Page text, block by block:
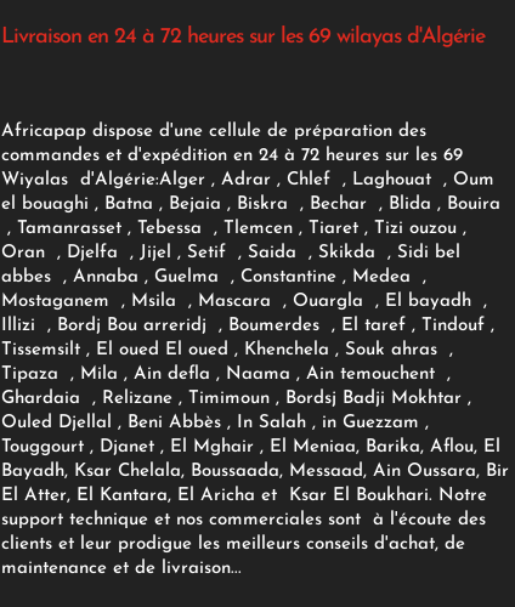
Livraison en 24 à 72 heures sur les 69 wilayas d'Algérie
Africapap dispose d'une cellule de préparation des
commandes et d'expédition en 24 à 72 heures sur les 69
Wiyalas d'Algérie:Alger , Adrar, Chlef , Laghouat , Oum
el bouaghi , Batna , Bejaia , Biskra , Bechar , Blida , Bouira
, Tamanrasset , Tebessa , Tlemcen , Tiaret , Tizi ouzou ,
Oran , Djelfa , Jijel , Setif , Saida , Skikda , Sidi bel
abbes , Annaba , Guelma , Constantine , Medea ,
Mostaganem , Msila , Mascara , Ouargla , El bayadh ,
Illizi , Bordj Bou arreridj , Boumerdes , El taref , Tindouf ,
Tissemsilt , El oued El oued , Khenchela , Souk ahras ,
Tipaza , Mila , Ain defla , Naama , Ain temouchent ,
Ghardaia , Relizane , Timimoun , Bordsj Badji Mokhtar ,
Ouled Djellal , Beni Abbès , In Salah , in Guezzam ,
Touggourt , Djanet , El Mghair , El Meniaa, Barika, Aflou, El
Bayadh, Ksar Chelala, Boussaada, Messaad, Ain Oussara, Bir
El Atter, El Kantara, El Aricha et Ksar El Boukhari. Notre
support technique et nos commerciales sont à l'écoute des
clients et leur prodigue les meilleurs conseils d'achat, de
maintenance et de livraison...